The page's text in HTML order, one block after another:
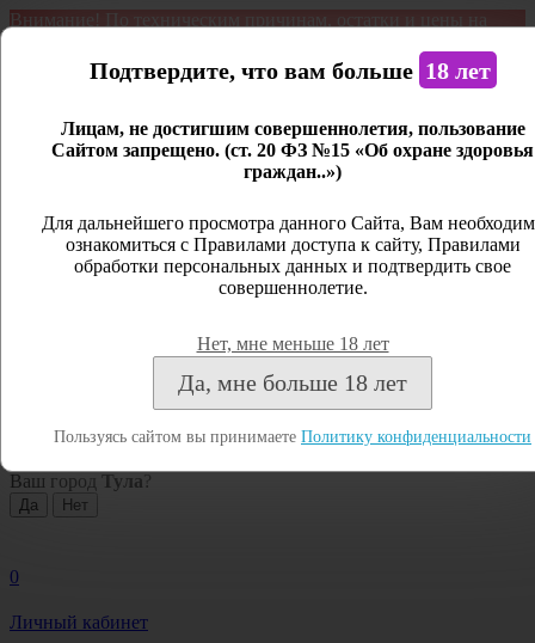
Внимание! По техническим причинам, остатки и цены на
является демонстрационным. Дистанционная продажа не
Открыть сайдбар
Личный кабинет
Закрыть
Посмотреть все результаты
Ваш город Тула ?
0
Личный кабинет
Подтвердите, что вам больше 18 лет
Лицам, не достигшим совершеннолетия, пользование
Сайтом запрещено. (ст. 20 ФЗ №15 «Об охране здоровья
граждан..»)
Для дальнейшего просмотра данного Сайта, Вам
ознакомиться с Правилами доступа к сайту, Правилами
обработки персональных данных и подтвердить свое
совершеннолетие.
Нет, мне меньше 18 лет
Да, мне больше 18 лет
Пользуясь сайтом вы принимаете Политику конфиденциальности